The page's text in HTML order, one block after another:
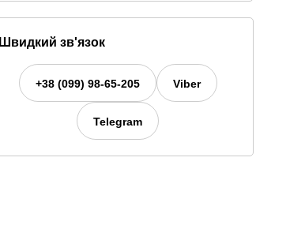
Швидкий зв'язок
+38 (099) 98-65-205 Viber
Telegram